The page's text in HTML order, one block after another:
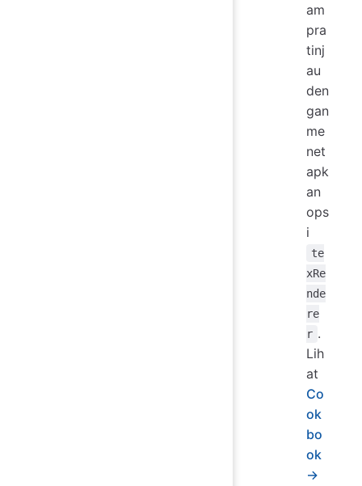
am
pra
tinj
au
den
gan
me
net
apk
an
ops
i
te
xRe
nde
re
r .
Lih
at
Co
ok
bo
ok
→